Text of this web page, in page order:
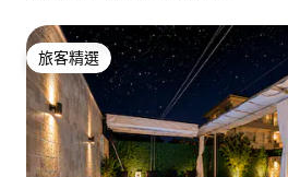
旅客精選
旅客精選